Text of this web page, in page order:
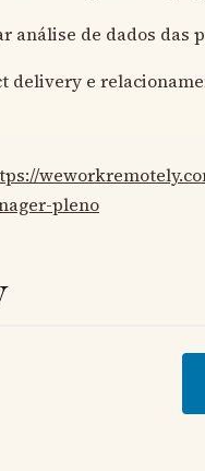
análise de dados das
delivery e
pleno